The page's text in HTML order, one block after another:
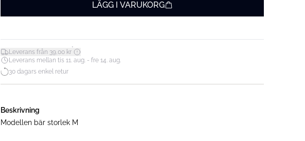
LÄGG I VARUKORG
Leverans från 39,00 kr*
Leverans mellan tis 11. aug. - fre 14. aug.
30 dagars enkel retur
Beskrivning
Modellen bär storlek M